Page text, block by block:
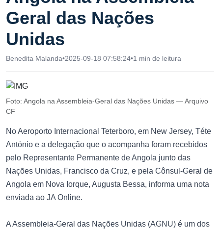
Geral das Nações
Unidas
Benedita Malanda•2025-09-18 07:58:24•1 min de leitura
Foto: Angola na Assembleia-Geral das Nações Unidas — Arquivo
CF
No Aeroporto Internacional Teterboro, em New Jersey, Téte
António e a delegação que o acompanha foram recebidos
pelo Representante Permanente de Angola junto das
Nações Unidas, Francisco da Cruz, e pela Cônsul-Geral de
Angola em Nova Iorque, Augusta Bessa, informa uma nota
enviada ao JA Online.
A Assembleia-Geral das Nações Unidas (AGNU) é um dos